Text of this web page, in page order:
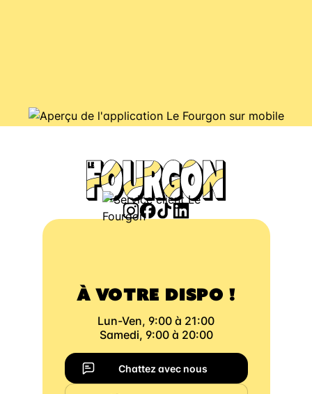
À VOTRE DISPO !
Lun-Ven, 9:00 à 21:00
Samedi, 9:00 à 20:00
Chattez avec nous